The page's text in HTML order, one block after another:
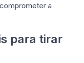
a
para tirar